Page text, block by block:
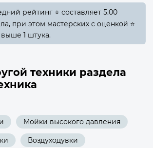
рейтинг ⭐ составляет 5.00
при этом мастерских с оценкой ⭐
1 штука.
техники раздела
Мойки высокого давления
Воздуходувки